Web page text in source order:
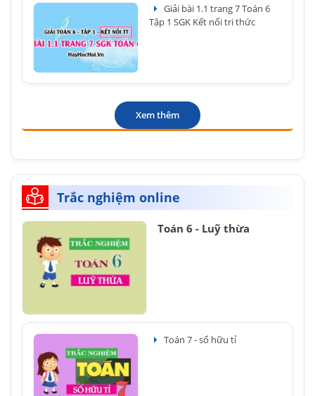
Giải bài 1.1 trang 7 Toán 6
Tập 1 SGK Kết nối tri thức
Xem thêm
Trắc nghiệm online
Toán 6 - Luỹ thừa
Toán 7 - số hữu tỉ